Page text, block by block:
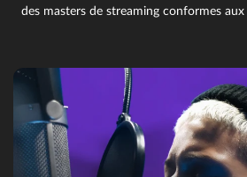
des masters de streaming conformes